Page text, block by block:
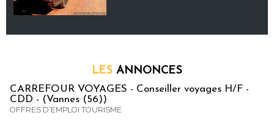
LES ANNONCES
CARREFOUR VOYAGES - Conseiller voyages H/F -
CDD - (Vannes (56))
OFFRES D'EMPLOI TOURISME